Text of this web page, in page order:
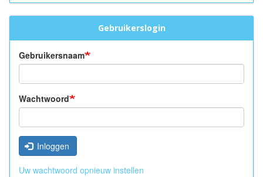
Gebruikerslogin
Gebruikersnaam
Wachtwoord
Inloggen
Uw wachtwoord opnieuw instellen